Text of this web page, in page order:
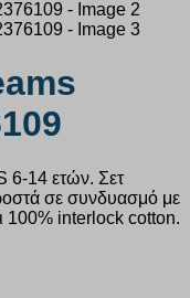
6-14 ετών. Σετ
σε συνδυασμό με
100% interlock cotton.